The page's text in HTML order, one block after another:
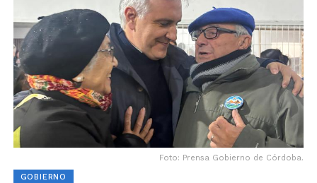
Foto: Prensa Gobierno de Córdoba.
GOBIERNO